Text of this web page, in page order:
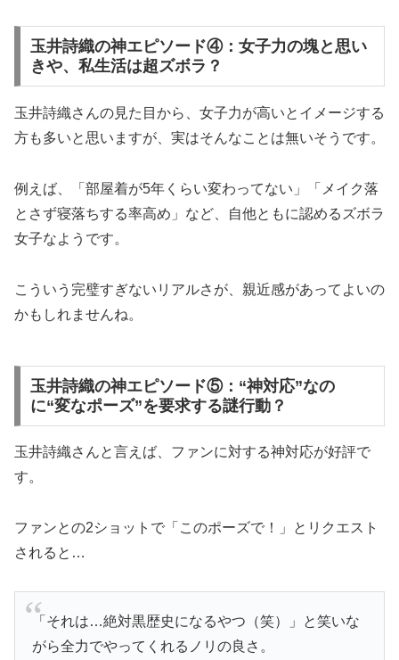
玉井詩織の神エピソード④：女子力の塊と思い
きや、私生活は超ズボラ？
玉井詩織さんの見た目から、女子力が高いとイメージする
方も多いと思いますが、実はそんなことは無いそうです。
例えば、「部屋着が5年くらい変わってない」「メイク落
とさず寝落ちする率高め」など、自他ともに認めるズボラ
女子なようです。
こういう完璧すぎないリアルさが、親近感があってよいの
かもしれませんね。
玉井詩織の神エピソード⑤：“神対応”なの
に“変なポーズ”を要求する謎行動？
玉井詩織さんと言えば、ファンに対する神対応が好評で
す。
ファンとの2ショットで「このポーズで！」とリクエスト
されると…
「それは…絶対黒歴史になるやつ（笑）」と笑いな
がら全力でやってくれるノリの良さ。